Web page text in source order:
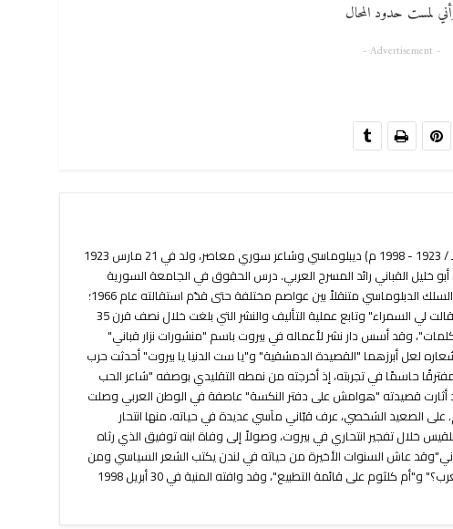
لمست حدود المحال
- Advertisement -
نزار بن توفيق القباني (1342 - 1419 هـ / 1923 - 1998 م) ديبلوماسي وشاعر سوري معاصر، ولد في 21 مارس 1923
خليل القباني رائد المسرح العربي. درس الحقوق في الجامعة السورية
وفور تخرجه منها عام 1945 انخرط في السلك الدبلوماسي متنقلاً بين عواصم مختلفة حتى قدّم استقالته عام 1966؛
أصدر أولى دواوينه عام 1944 بعنوان "قالت لي السمراء" وتابع عملية التأليف والنشر التي بلغت خلال نصف قرن 35
وقد أسس دار نشر لأعماله في بيروت باسم "منشورات نزار قباني"
لعل أبرزهما "القصيدة الدمشقية" و"يا ست الدنيا يا بيروت" أحدثت حرب
مفترقًا حاسمًا في تجربته، إذ أخرجته من نمطه التقليدي بوصفه "شاعر الحب
أثارت قصيدته "هوامش على دفتر النكسة" عاصفة في الوطن العربي وصلت
الصعيد الشخصي، عرف قبّاني مآسي عديدة في حياته، منها انتحار
خلال تفجير انتحاري في بيروت، وصولاً إلى وفاة ابنه توفيق الذي رثاه
عاش السنوات الأخيرة من حياته في لندن يكتب الشعر السياسي ومن
قصائده الأخيرة "متى يعلنون وفاة العرب؟" و"أم كلثوم على قائمة التطبيع"، وقد وافته المنية في 30 أبريل 1998